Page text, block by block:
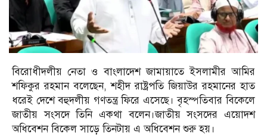
বিরোধীদলীয় নেতা ও বাংলাদেশ জামায়াতে ইসলামীর আমির
শফিকুর রহমান বলেছেন, শহীদ রাষ্ট্রপতি জিয়াউর রহমানের হাত
ধরেই দেশে বহুদলীয় গণতন্ত্র ফিরে এসেছে। বৃহস্পতিবার বিকেলে
জাতীয় সংসদে তিনি একথা বলেন।জাতীয় সংসদের এয়োদশ
অধিবেশন বিকেল সাড়ে তিনটায় এ অধিবেশন শুরু হয়।